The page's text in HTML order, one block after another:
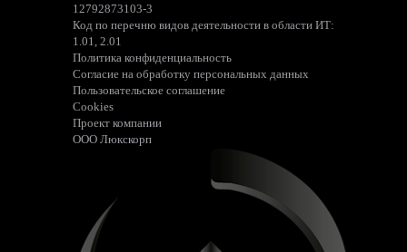
12792873103-3
Код по перечню видов деятельности в области ИТ:
1.01, 2.01
Политика конфиденциальность
Согласие на обработку персональных данных
Пользовательское соглашение
Cookies
Проект компании
ООО Люкскорп